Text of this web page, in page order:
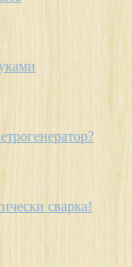
сварка!